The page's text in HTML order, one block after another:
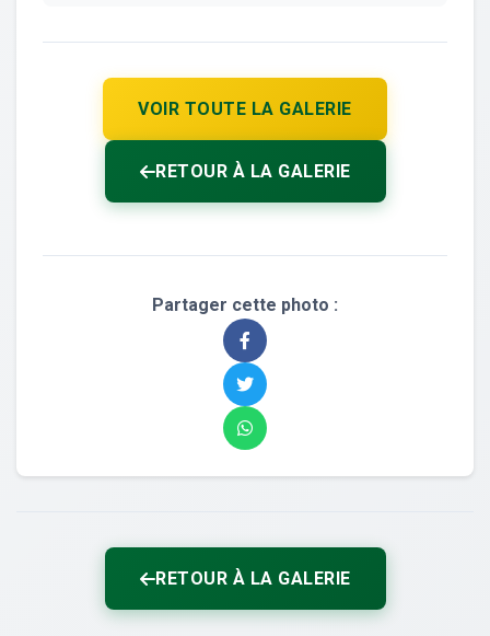
VOIR TOUTE LA GALERIE
RETOUR À LA GALERIE
Partager cette photo :
RETOUR À LA GALERIE